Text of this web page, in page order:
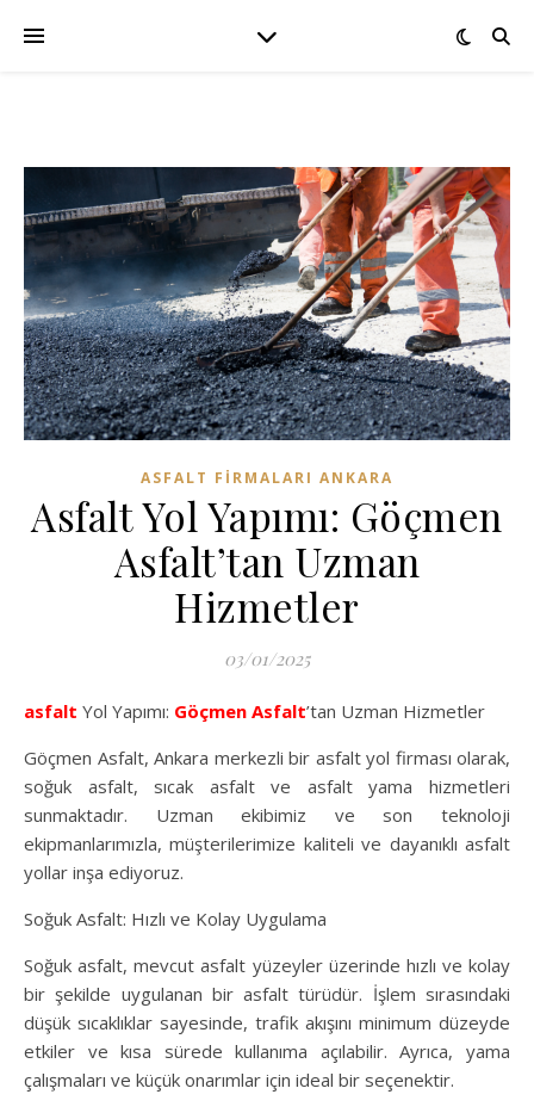
ASFALT FIRMALARI ANKARA
Asfalt Yol Yapımı: Göçmen
Asfalt’tan Uzman
Hizmetler
03/01/2025
asfalt Yol Yapımı: Göçmen Asfalt’tan Uzman Hizmetler
Göçmen Asfalt, Ankara merkezli bir asfalt yol firması olarak,
soğuk asfalt, sıcak asfalt ve asfalt yama hizmetleri
sunmaktadır. Uzman ekibimiz ve son teknoloji
ekipmanlarımızla, müşterilerimize kaliteli ve dayanıklı asfalt
yollar inşa ediyoruz.
Soğuk Asfalt: Hızlı ve Kolay Uygulama
Soğuk asfalt, mevcut asfalt yüzeyler üzerinde hızlı ve kolay
bir şekilde uygulanan bir asfalt türüdür. İşlem sırasındaki
düşük sıcaklıklar sayesinde, trafik akışını minimum düzeyde
etkiler ve kısa sürede kullanıma açılabilir. Ayrıca, yama
çalışmaları ve küçük onarımlar için ideal bir seçenektir.